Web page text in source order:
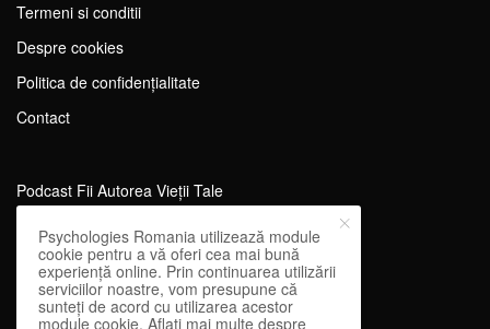
Termeni si conditii
Despre cookies
Politica de confidențialitate
Contact
Podcast Fii Autorea Vieții Tale
Evenimente Fii Autoarea Vieții Tale!
SportEdu
Antrenament Mental pentru Sportivi
Psychologies Romania utilizează module
cookie pentru a vă oferi cea mai bună
experiență online. Prin continuarea utilizării
serviciilor noastre, vom presupune că
sunteți de acord cu utilizarea acestor
module cookie. Aflați mai multe despre